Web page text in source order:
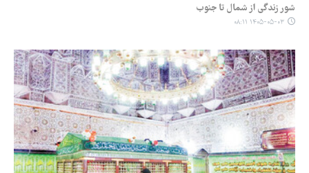
شور زندگی از شمال تا جنوب
۱۴۰۵-۰۵-۰۳ ۰۸:۱۱